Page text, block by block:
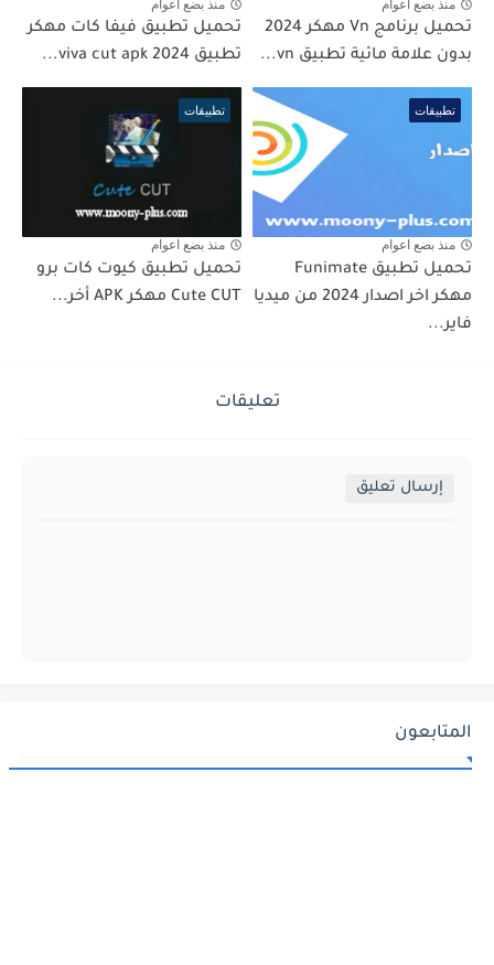
منذ بضع اعوام
تحميل برنامج Vn مهكر 2024
بدون علامة مائية تطبيق vn...
منذ بضع اعوام
تحميل تطبيق فيفا كات مهكر
تطبيق viva cut apk 2024...
تطبيقات
منذ بضع اعوام
تحميل تطبيق Funimate
مهكر اخر اصدار 2024 من ميديا
فاير...
تطبيقات
منذ بضع اعوام
تحميل تطبيق كيوت كات برو
Cute CUT مهكر APK أخر...
تعليقات
إرسال تعليق
المتابعون